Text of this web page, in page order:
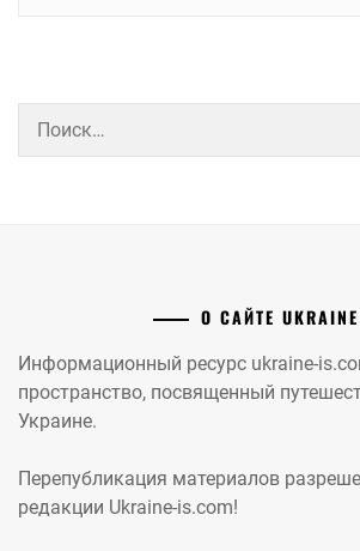
О САЙТЕ
Информационный ресурс ukraine-
пространство, посвященный
Украине.
Перепубликация материалов
редакции Ukraine-is.com!